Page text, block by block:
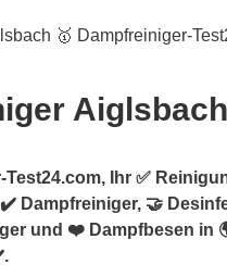
Aiglsbach
Ihr ✅
Dampfreiniger, 🤝
und ❤️ Dampfbesen in